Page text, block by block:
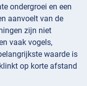
ondergroei en een
aanvoelt van de
zijn niet
vaak vogels,
waarde is
op korte afstand